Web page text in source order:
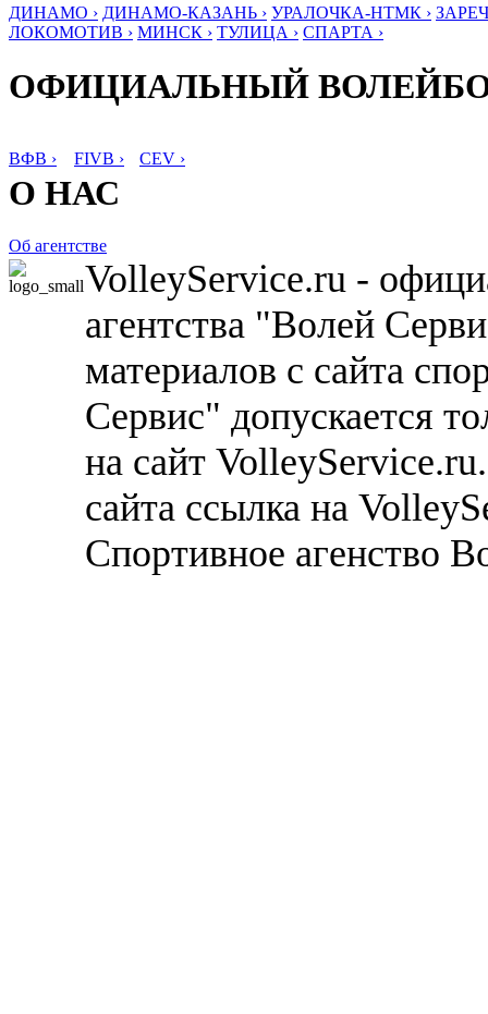
ДИНАМО › ДИНАМО-КАЗАНЬ › УРАЛОЧКА-НТМК ›
ЛОКОМОТИВ › МИНСК › ТУЛИЦА › СПАРТА ›
ОФИЦИАЛЬНЫЙ
ВФВ › FIVB › CEV ›
О НАС
Об агентстве
VolleyService.ru -
агентства "Волей
материалов с сайта
Сервис" допускается
на сайт
сайта ссылка на
Спортивное агенство